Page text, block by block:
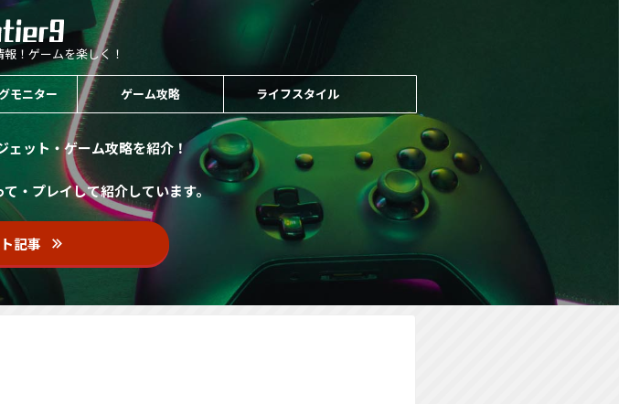
！ゲームを楽しく！
モニター ゲーム攻略 ライフスタイル
ット・ゲーム攻略を紹介！
・プレイして紹介しています。
記事